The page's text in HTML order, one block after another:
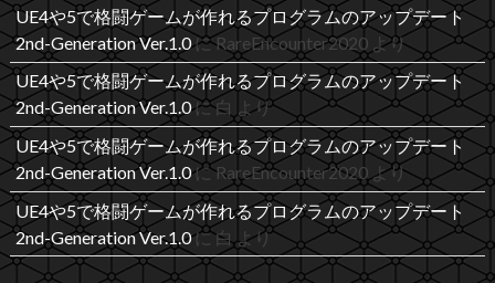
UE4や5で格闘ゲームが作れるプログラムのアップデート
2nd-Generation Ver.1.0にRareEncounter2020より
UE4や5で格闘ゲームが作れるプログラムのアップデート
2nd-Generation Ver.1.0に白 より
UE4や5で格闘ゲームが作れるプログラムのアップデート
2nd-Generation Ver.1.0にRareEncounter2020より
UE4や5で格闘ゲームが作れるプログラムのアップデート
2nd-Generation Ver.1.0に白より